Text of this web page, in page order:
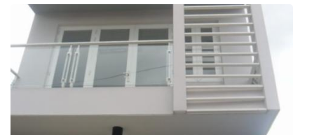
sông, giá bán 6tỷ2 thương lượng.